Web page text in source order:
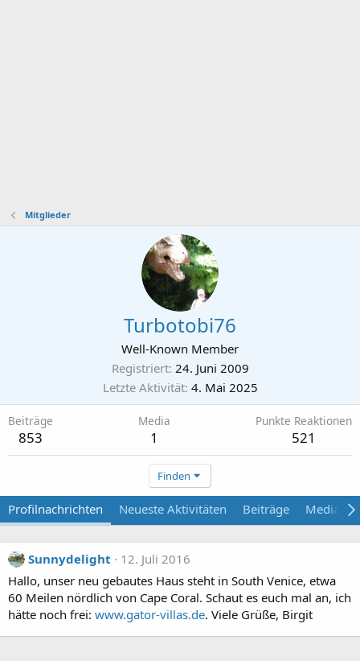
Mitglieder
Turbotobi76
Well-Known Member
Registriert 24. Juni 2009
Letzte Aktivität 4. Mai 2025
Beiträge
853
Media
1
Punkte Reaktionen
521
Finden
Profilnachrichten Neueste Aktivitäten Beiträge Media
Sunnydelight
12. Juli 2016
Hallo, unser neu gebautes Haus steht in South Venice, etwa
60 Meilen nördlich von Cape Coral. Schaut es euch mal an, ich
hätte noch frei: www.gator-villas.de. Viele Grüße, Birgit